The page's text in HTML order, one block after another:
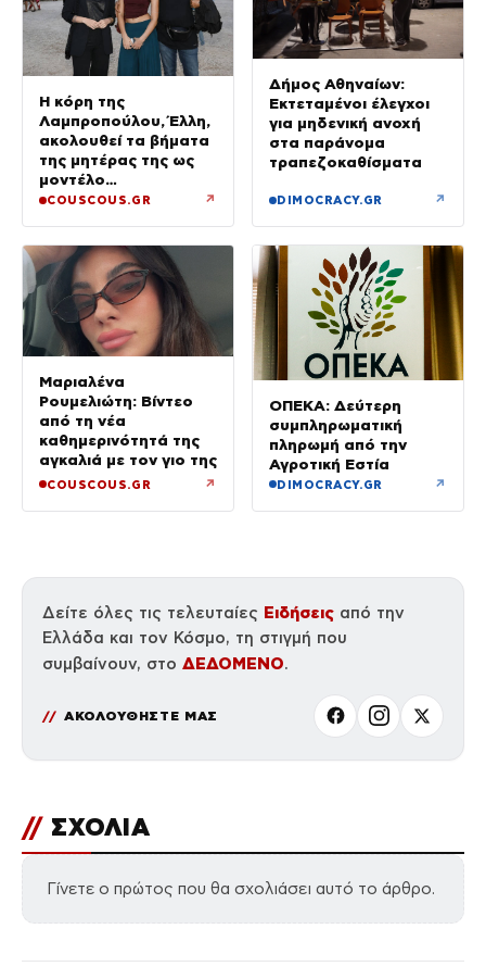
Η κόρη της
Λαμπροπούλου, Έλλη,
ακολουθεί τα βήματα
της μητέρας της ως
μοντέλο
(Φωτογραφίες)
COUSCOUS.GR ↗
Δήμος Αθηναίων:
Εκτεταμένοι έλεγχοι
για μηδενική ανοχή
στα παράνομα
τραπεζοκαθίσματα
DIMOCRACY.GR ↗
Μαριαλένα
Ρουμελιώτη: Βίντεο
από τη νέα
καθημερινότητά της
αγκαλιά με τον γιο της
COUSCOUS.GR ↗
ΟΠΕΚΑ: Δεύτερη
συμπληρωματική
πληρωμή από την
Αγροτική Εστία
DIMOCRACY.GR ↗
Δείτε όλες τις τελευταίες Ειδήσεις από την
Ελλάδα και τον Κόσμο, τη στιγμή που
συμβαίνουν, στο ΔΕΔΟΜΕΝΟ.
ΑΚΟΛΟΥΘΗΣΤΕ ΜΑΣ
// ΣΧΟΛΙΑ
Γίνετε ο πρώτος που θα σχολιάσει αυτό το άρθρο.